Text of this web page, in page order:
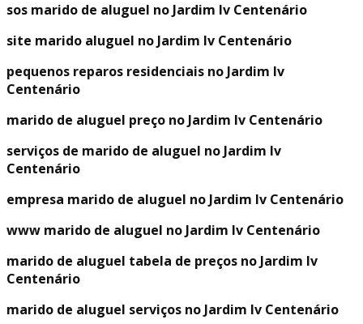
sos marido de aluguel no Jardim Iv Centenário
site marido aluguel no Jardim Iv Centenário
pequenos reparos residenciais no Jardim Iv
Centenário
marido de aluguel preço no Jardim Iv Centenário
serviços de marido de aluguel no Jardim Iv
Centenário
empresa marido de aluguel no Jardim Iv Centenário
www marido de aluguel no Jardim Iv Centenário
marido de aluguel tabela de preços no Jardim Iv
Centenário
marido de aluguel serviços no Jardim Iv Centenário